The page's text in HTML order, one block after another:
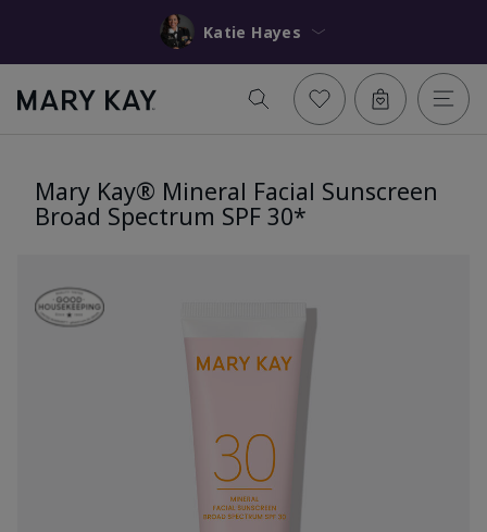
Katie Hayes
Mary Kay® Mineral Facial Sunscreen
Broad Spectrum SPF 30*